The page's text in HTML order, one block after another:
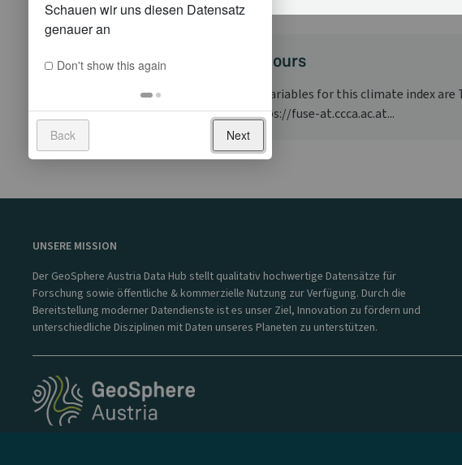
FuSE-AT Daily snowmaking hours
Info Climate indicator The underlying variables for this climate index are
Daily snowmaking hours Webpage: https://fuse-at.ccca.ac.at...
UNSERE MISSION
Der GeoSphere Austria Data Hub stellt qualitativ hochwertige Datensätze für
Forschung sowie öffentliche & kommerzielle Nutzung zur Verfügung. Durch die
Bereitstellung moderner Datendienste ist es unser Ziel, Innovation zu fördern und
unterschiedliche Disziplinen mit Daten unseres Planeten zu unterstützen.
Don't show this again
Back Next